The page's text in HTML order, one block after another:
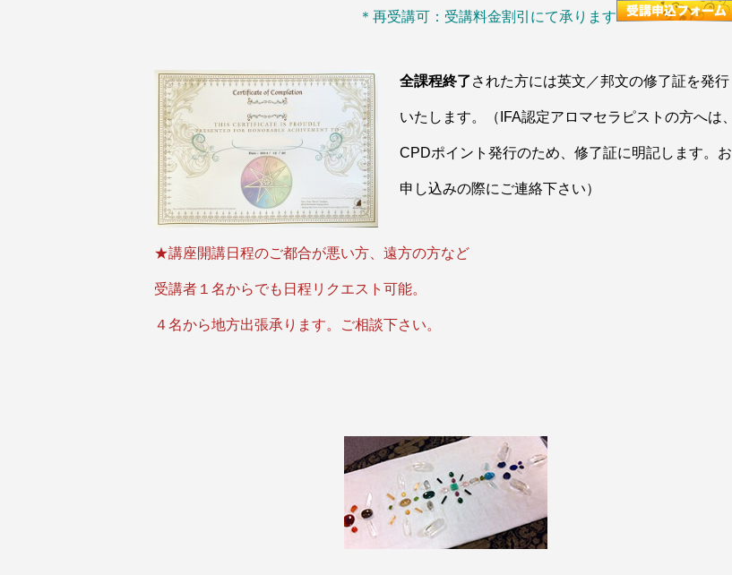
＊再受講可：受講料金割引にて承ります
全課程終了された方には英文／邦文の修了証を発行
いたします。（IFA認定アロマセラピストの方へは、
CPDポイント発行のため、修了証に明記します。お
申し込みの際にご連絡下さい）
★講座開講日程のご都合が悪い方、遠方の方など
受講者１名からでも 日程リクエスト可能。
４名から地方出張承ります。ご相談下さい。